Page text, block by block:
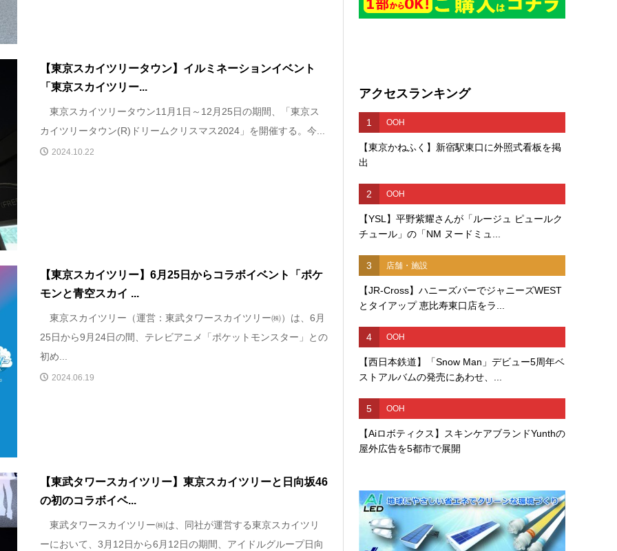
【東京スカイツリータウン】イルミネーションイベント
「東京スカイツリー...
東京スカイツリータウン11月1日～12月25日の期間、「東京ス
カイツリータウン(R)ドリームクリスマス2024」を開催する。今...
2024.10.22
【東京スカイツリー】6月25日からコラボイベント「ポケ
モンと青空スカイ ...
東京スカイツリー（運営：東武タワースカイツリー㈱）は、6月
25日から9月24日の間、テレビアニメ「ポケットモンスター」との
初め...
2024.06.19
【東武タワースカイツリー】東京スカイツリーと日向坂46
の初のコラボイベ...
東武タワースカイツリー㈱は、同社が運営する東京スカイツリ
ーにおいて、3月12日から6月12日の期間、アイドルグループ日向
アクセスランキング
1 OOH
【東京かねふく】新宿駅東口に外照式看板を掲
出
2 OOH
【YSL】平野紫耀さんが「ルージュ ピュールク
チュール」の「NM ヌードミュ...
3 店舗・施設
【JR-Cross】ハニーズバーでジャニーズWEST
とタイアップ 恵比寿東口店をラ...
4 OOH
【西日本鉄道】「Snow Man」デビュー5周年ベ
ストアルバムの発売にあわせ、...
5 OOH
【Aiロボティクス】スキンケアブランドYunthの
屋外広告を5都市で展開